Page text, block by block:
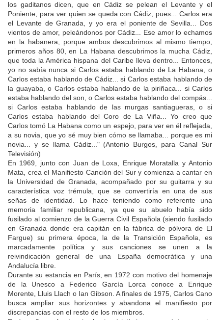
los gaditanos dicen, que en Cádiz se pelean el Levante y el
Poniente, para ver quien se queda con Cádiz, pues... Carlos era
el Levante de Granada, y yo era el poniente de Sevilla... Dos
vientos de amor, peleándonos por Cádiz... Ese amor lo echamos
en la habanera, porque ambos descubrimos al mismo tiempo,
primeros años 80, en La Habana descubrimos la mucha Cádiz,
que toda la América hispana del Caribe lleva dentro... Entonces,
yo no sabía nunca si Carlos estaba hablando de La Habana, o
Carlos estaba hablando de Cádiz... si Carlos estaba hablando de
la guayaba, o Carlos estaba hablando de la piriñaca... si Carlos
estaba hablando del son, o Carlos estaba hablando del compás...
si Carlos estaba hablando de las murgas santiagueras, o si
Carlos estaba hablando del Coro de La Viña... Yo creo que
Carlos tomó La Habana como un espejo, para ver en él reflejada,
a su novia, que yo sé muy bien cómo se llamaba... porque es mi
novia... y se llama Cádiz..." (Antonio Burgos, para Canal Sur
Televisión)
En 1969, junto con Juan de Loxa, Enrique Moratalla y Antonio
Mata, crea el Manifiesto Canción del Sur y comienza a cantar en
la Universidad de Granada, acompañado por su guitarra y su
característica voz trémula, que se convertiría en una de sus
señas de identidad. Lo hace teniendo como referente una
memoria familiar republicana, ya que su abuelo había sido
fusilado al comienzo de la Guerra Civil Española (siendo fusilado
en Granada donde era capitán en la fábrica de pólvora de El
Fargue) su primera época, la de la Transición Española, es
marcadamente política y sus canciones se unen a la
reivindicación general de una España democrática y una
Andalucía libre.
Durante su estancia en París, en 1972 con motivo del homenaje
de la Unesco a Federico García Lorca conoce a Enrique
Morente, Lluis Llach o Ian Gibson. A finales de 1975, Carlos Cano
busca ampliar sus horizontes y abandona el manifiesto por
discrepancias con el resto de los miembros.